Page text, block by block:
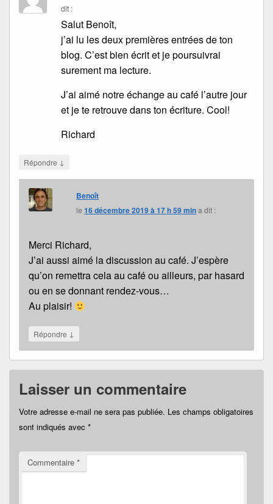
dit :
Salut Benoît,
j’ai lu les deux premières entrées de ton
blog. C’est bien écrit et je poursuivrai
surement ma lecture.
J’ai aimé notre échange au café l’autre jour
et je te retrouve dans ton écriture. Cool!
Richard
Répondre ↓
Benoît
le16 décembre 2019 à 17 h 59 mina dit :
Merci Richard,
J’ai aussi aimé la discussion au café. J’espère
qu’on remettra cela au café ou ailleurs, par hasard
ou en se donnant rendez-vous…
Au plaisir!
Répondre ↓
Laisser un commentaire
Votre adresse e-mail ne sera pas publiée. Les champs obligatoires
sont indiqués avec *
Commentaire *